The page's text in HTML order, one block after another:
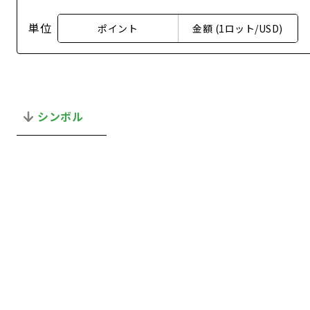
単位 ポイント 金額 (1ロット/USD)
シンボル